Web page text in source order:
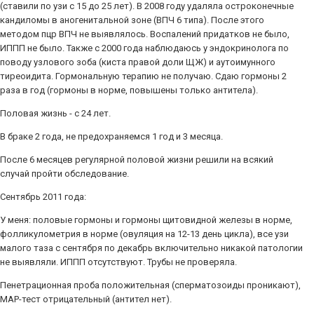
(ставили по узи с 15 до 25 лет). В 2008 году удаляла остроконечные
кандиломы в аногенитальной зоне (ВПЧ 6 типа). После этого
методом пцр ВПЧ не выявлялось. Воспалений придатков не было,
ИППП не было. Также с 2000 года наблюдаюсь у эндокринолога по
поводу узлового зоба (киста правой доли ЩЖ) и аутоимунного
тиреоидита. Гормональную терапию не получаю. Сдаю гормоны 2
раза в год (гормоны в норме, повышены только антитела).
Половая жизнь - с 24 лет.
В браке 2 года, не предохраняемся 1 год и 3 месяца.
После 6 месяцев регулярной половой жизни решили на всякий
случай пройти обследование.
Сентябрь 2011 года:
У меня: половые гормоны и гормоны щитовидной железы в норме,
фолликулометрия в норме (овуляция на 12-13 день цикла), все узи
малого таза с сентября по декабрь включительно никакой патологии
не выявляли. ИППП отсутствуют. Трубы не проверяла.
Пенетрационная проба положительная (сперматозоиды проникают),
МАР-тест отрицательный (антител нет).